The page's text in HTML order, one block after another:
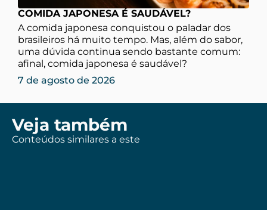
COMIDA JAPONESA É SAUDÁVEL?
A comida japonesa conquistou o paladar dos
brasileiros há muito tempo. Mas, além do sabor,
uma dúvida continua sendo bastante comum:
afinal, comida japonesa é saudável?
7 de agosto de 2026
Veja também
Conteúdos similares a este